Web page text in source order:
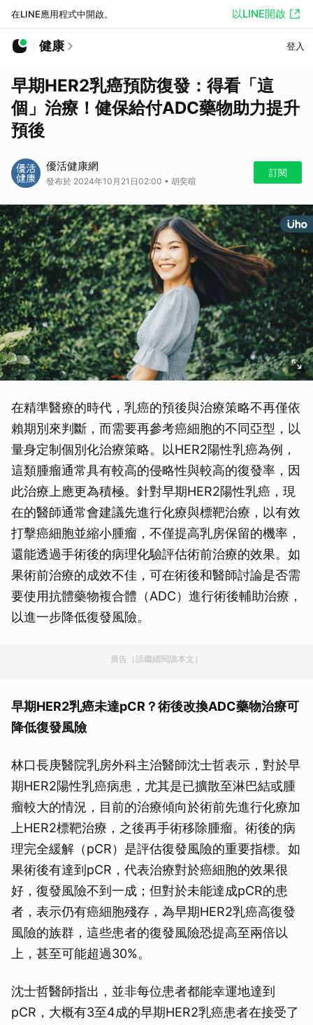
在LINE應用程式中開啟。 以LINE開啟
健康 登入
早期HER2乳癌預防復發：得看「這
個」治療！健保給付ADC藥物助力提升
預後
優活健康網
發布於 2024年10月21日02:00 • 胡奕暄
訂閱
在精準醫療的時代，乳癌的預後與治療策略不再僅依
賴期別來判斷，而需要再參考癌細胞的不同亞型，以
量身定制個別化治療策略。以HER2陽性乳癌為例，
這類腫瘤通常具有較高的侵略性與較高的復發率，因
此治療上應更為積極。針對早期HER2陽性乳癌，現
在的醫師通常會建議先進行化療與標靶治療，以有效
打擊癌細胞並縮小腫瘤，不僅提高乳房保留的機率，
還能透過手術後的病理化驗評估術前治療的效果。如
果術前治療的成效不佳，可在術後和醫師討論是否需
要使用抗體藥物複合體（ADC）進行術後輔助治療，
以進一步降低復發風險。
廣告（請繼續閱讀本文）
早期HER2乳癌未達pCR ？術後改換ADC藥物治療可
降低復發風險
林口長庚醫院乳房外科主治醫師沈士哲表示，對於早
期HER2陽性乳癌病患，尤其是已擴散至淋巴結或腫
瘤較大的情況，目前的治療傾向於術前先進行化療加
上HER2標靶治療，之後再手術移除腫瘤。術後的病
理完全緩解（pCR）是評估復發風險的重要指標。如
果術後有達到pCR，代表治療對於癌細胞的效果很
好，復發風險不到一成；但對於未能達成pCR的患
者，表示仍有癌細胞殘存，為早期HER2乳癌高復發
風險的族群，這些患者的復發風險恐提高至兩倍以
上，甚至可能超過30%。
沈士哲醫師指出，並非每位患者都能幸運地達到
pCR，大概有3至4成的早期HER2乳癌患者在接受了